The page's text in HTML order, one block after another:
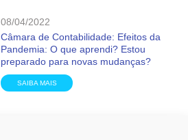
08/04/2022
Câmara de Contabilidade: Efeitos da
Pandemia: O que aprendi? Estou
preparado para novas mudanças?
SAIBA MAIS